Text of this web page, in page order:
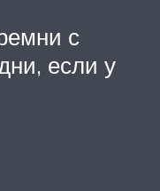
с
если у